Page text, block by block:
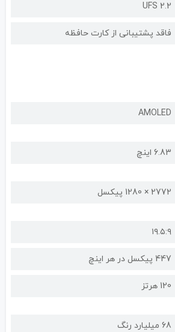
UFS 2.2
فاقد پشتیبانی از کارت حافظه
AMOLED
6.83 اینچ
2772 × 1280 پیکسل
۱۹.۵:۹
447 پیکسل در هر اینچ
120 هرتز
68 میلیارد رنگ